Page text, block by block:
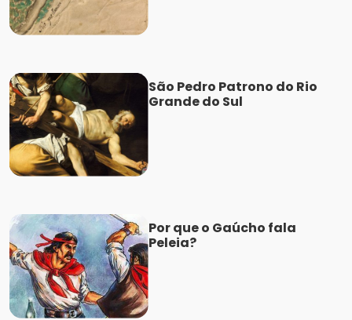
São Pedro Patrono do Rio
Grande do Sul
Por que o Gaúcho fala
Peleia?